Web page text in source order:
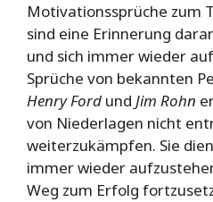
Motivationssprüche zum
sind eine Erinnerung
und sich immer wieder
Sprüche von bekannten
Henry Ford und Jim Rohn
von Niederlagen nicht
weiterzukämpfen. Sie
immer wieder
Weg zum Erfolg